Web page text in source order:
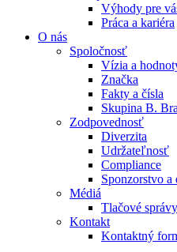
Výhody pre
Práca a kariéra
O nás
Spoločnosť
Vízia a
Značka
Fakty a čísla
Skupina B.
Zodpovednosť
Diverzita
Udržateľnosť
Compliance
Sponzorstvo a
Médiá
Tlačové správy
Kontakt
Kontaktný